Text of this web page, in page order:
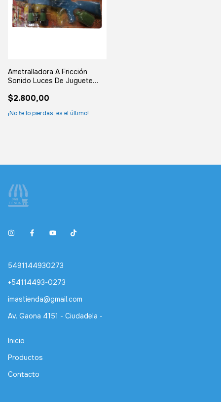
Ametralladora A Fricción
Sonido Luces De Juguete
$2.800,00
¡No te lo pierdas, es el último!
5491144930273
+54114493-0273
imastienda@gmail.com
Av. Gaona 4151 - Ciudadela -
Inicio
Productos
Contacto